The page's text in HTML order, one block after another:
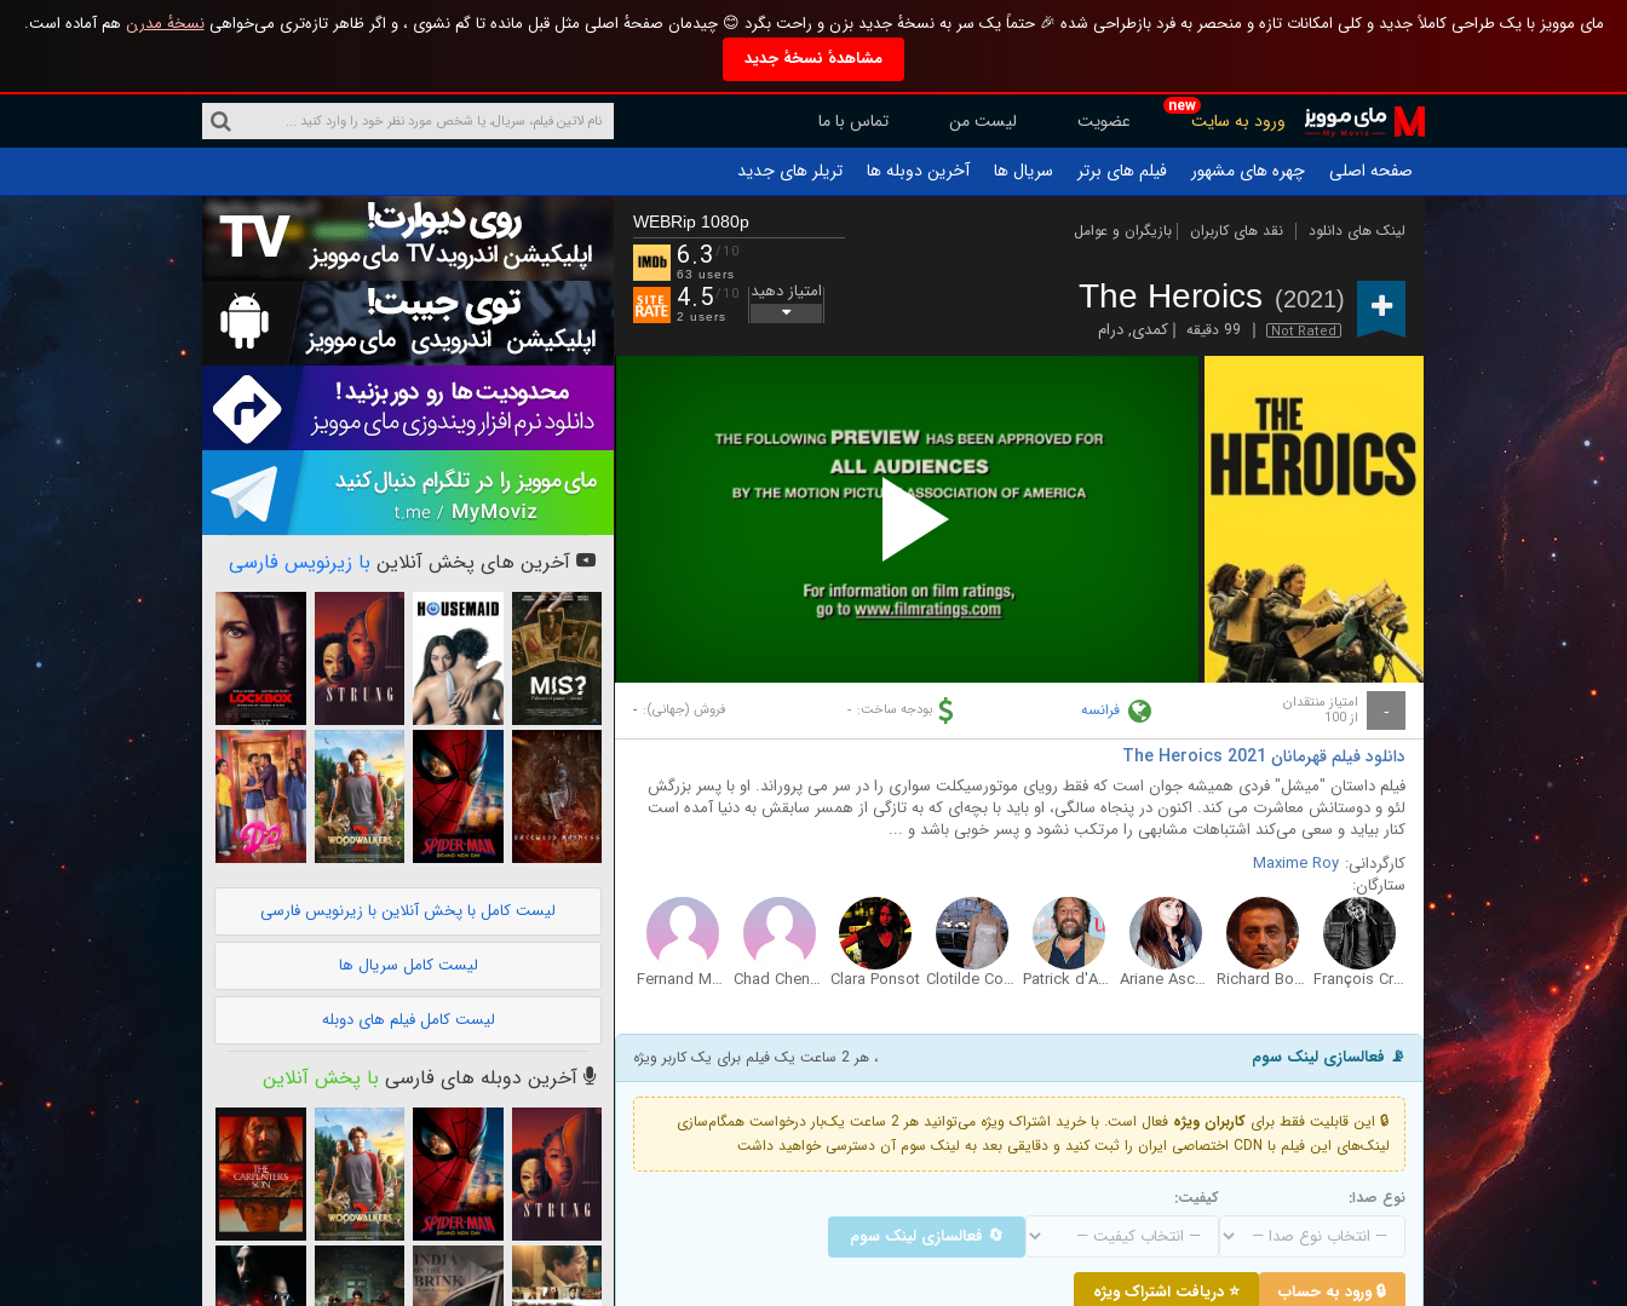
مای موویز با یک طراحی کاملاً جدید و کلی امکانات تازه و منحصر به فرد بازطراحی شده 🎉 حتماً یک سر به نسخهٔ جدید بزن و راحت بگرد 😊 چیدمان صفحهٔ اصلی مثل قبل مانده تا گم نشوی ، و اگر ظاهر تازه‌تری می‌خواهینسخهٔ مدرن هم آماده است.
مشاهدهٔ نسخهٔ جدید
new
ورود به سایت عضویت لیست من
تماس با ما
صفحه اصلی
چهره های مشهور فیلم های برتر سریال ها آخرین دوبله ها تریلر های جدید
لینک های دانلود نقد های کاربران بازیگران و عوامل
The Heroics (2021)
Not Rated 99 دقیقه کمدی,درام
WEBRip 1080p
6.3 /10
63 users
4.5/10
2 users
امتیاز دهید
Play
Video
- امتیاز منتقدان
از 100 فرانسه بودجه ساخت: - فروش (جهانی): -
دانلود فیلم قهرمانان The Heroics 2021
فیلم داستان "میشل" فردی همیشه جوان است که فقط رویای موتورسیکلت سواری را در سر می پروراند. او با پسر بزرگش
لئو و دوستانش معاشرت می کند. اکنون در پنجاه سالگی، او باید با بچه‌ای که به تازگی از همسر سابقش به دنیا آمده است
کنار بیاید و سعی می‌کند اشتباهات مشابهی را مرتکب نشود و پسر خوبی باشد و ...
کارگردانی: Maxime Roy
ستارگان:
François Creton
Richard Bohringer
Ariane Ascaride
Patrick d'Assumçao
Clotilde Courau
Clara Ponsot
Chad Chenouga
Fernand Mona
📡 فعالسازی لینک سوم ، هر 2 ساعت یک فیلم برای یک کاربر ویژه
🔒 این قابلیت فقط برای کاربران ویژه
فعال است. با خرید اشتراک ویژه می‌توانید هر 2 ساعت یک‌بار درخواست همگام‌سازی
لینک‌های این فیلم با CDN اختصاصی ایران را ثبت کنید و دقایقی بعد به لینک سوم آن دسترسی خواهید داشت
نوع صدا: کیفیت:
🔄 فعالسازی لینک سوم
🔒 ورود به حساب ⭐ دریافت اشتراک ویژه
آخرین های پخش آنلاین با زیرنویس فارسی
لیست کامل با پخش آنلاین با زیرنویس فارسی
لیست کامل سریال ها
لیست کامل فیلم های دوبله
آخرین دوبله های فارسی با پخش آنلاین